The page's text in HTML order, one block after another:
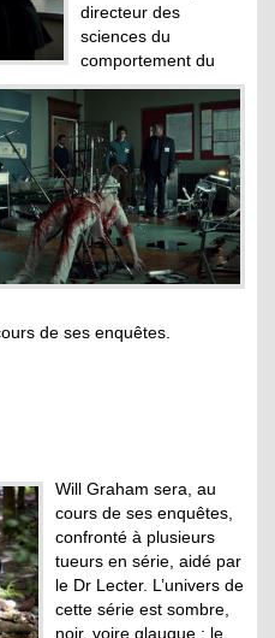
directeur des
sciences du
comportement du
de ses enquêtes.
Will Graham sera, au
cours de ses enquêtes,
confronté à plusieurs
tueurs en série, aidé par
le Dr Lecter. L’univers de
cette série est sombre,
noir, voire glauque : le